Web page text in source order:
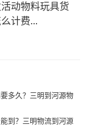
动物料玩具货
计费...
多久？ 三明到河源物
到？ 三明物流到河源